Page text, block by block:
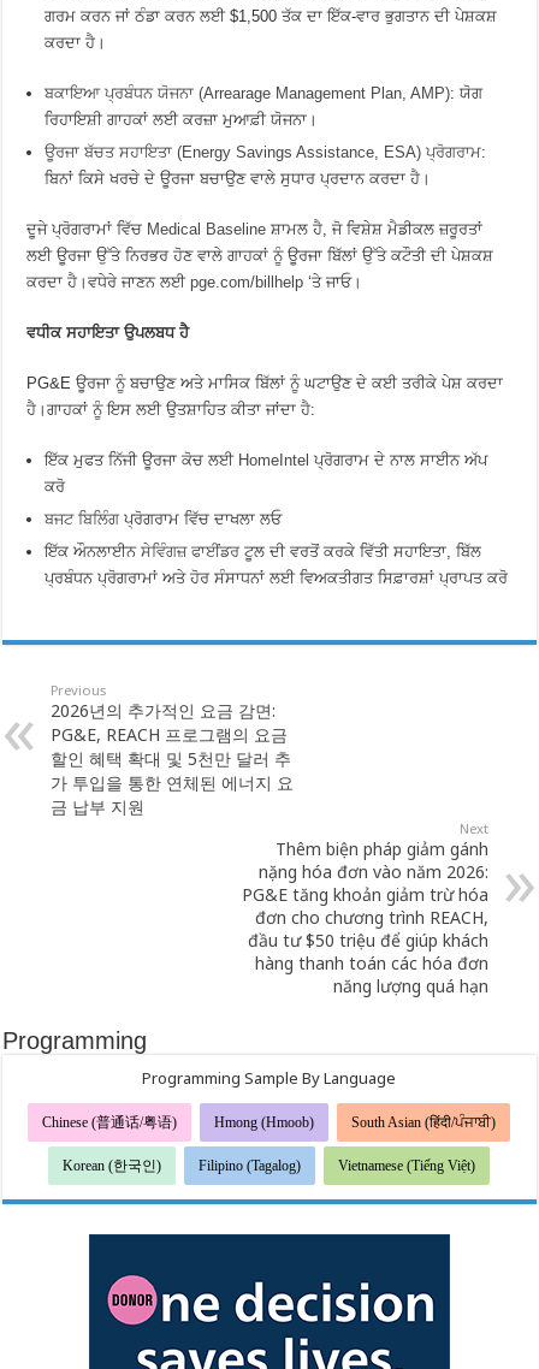
ਗਰਮ ਕਰਨ ਜਾਂ ਠੰਡਾ ਕਰਨ ਲਈ $1,500 ਤੱਕ ਦਾ ਇੱਕ-ਵਾਰ ਭੁਗਤਾਨ ਦੀ ਪੇਸ਼ਕਸ਼
ਕਰਦਾ ਹੈ।
ਬਕਾਇਆ ਪ੍ਰਬੰਧਨ ਯੋਜਨਾ (Arrearage Management Plan, AMP): ਯੋਗ
ਰਿਹਾਇਸ਼ੀ ਗਾਹਕਾਂ ਲਈ ਕਰਜ਼ਾ ਮੁਆਫ਼ੀ ਯੋਜਨਾ।
ਊਰਜਾ ਬੱਚਤ ਸਹਾਇਤਾ (Energy Savings Assistance, ESA) ਪ੍ਰੋਗਰਾਮ:
ਬਿਨਾਂ ਕਿਸੇ ਖਰਚੇ ਦੇ ਊਰਜਾ ਬਚਾਉਣ ਵਾਲੇ ਸੁਧਾਰ ਪ੍ਰਦਾਨ ਕਰਦਾ ਹੈ।
ਦੂਜੇ ਪ੍ਰੋਗਰਾਮਾਂ ਵਿੱਚ Medical Baseline ਸ਼ਾਮਲ ਹੈ, ਜੋ ਵਿਸ਼ੇਸ਼ ਮੈਡੀਕਲ ਜ਼ਰੂਰਤਾਂ
ਲਈ ਊਰਜਾ ਉੱਤੇ ਨਿਰਭਰ ਹੋਣ ਵਾਲੇ ਗਾਹਕਾਂ ਨੂੰ ਊਰਜਾ ਬਿੱਲਾਂ ਉੱਤੇ ਕਟੌਤੀ ਦੀ ਪੇਸ਼ਕਸ਼
ਕਰਦਾ ਹੈ।ਵਧੇਰੇ ਜਾਣਨ ਲਈpge.com/billhelp ‘ਤੇ ਜਾਓ।
ਵਧੀਕ ਸਹਾਇਤਾ ਉਪਲਬਧ ਹੈ
PG&E ਊਰਜਾ ਨੂੰ ਬਚਾਉਣ ਅਤੇ ਮਾਸਿਕ ਬਿੱਲਾਂ ਨੂੰ ਘਟਾਉਣ ਦੇ ਕਈ ਤਰੀਕੇ ਪੇਸ਼ ਕਰਦਾ
ਹੈ।ਗਾਹਕਾਂ ਨੂੰ ਇਸ ਲਈ ਉਤਸ਼ਾਹਿਤ ਕੀਤਾ ਜਾਂਦਾ ਹੈ:
ਇੱਕ ਮੁਫਤ ਨਿੱਜੀ ਊਰਜਾ ਕੋਚ ਲਈ HomeIntel ਪ੍ਰੋਗਰਾਮ ਦੇ ਨਾਲ ਸਾਈਨ ਅੱਪ
ਕਰੋ
ਬਜਟ ਬਿਲਿੰਗਪ੍ਰੋਗਰਾਮ ਵਿੱਚ ਦਾਖਲਾ ਲਓ
ਇੱਕ ਔਨਲਾਈਨਸੇਵਿੰਗਜ਼ ਫਾਈਂਡਰ ਟੂਲ ਦੀ ਵਰਤੋਂ ਕਰਕੇ ਵਿੱਤੀ ਸਹਾਇਤਾ, ਬਿੱਲ
ਪ੍ਰਬੰਧਨ ਪ੍ਰੋਗਰਾਮਾਂ ਅਤੇ ਹੋਰ ਸੰਸਾਧਨਾਂ ਲਈ ਵਿਅਕਤੀਗਤ ਸਿਫ਼ਾਰਸ਼ਾਂ ਪ੍ਰਾਪਤ ਕਰੋ
Previous
2026년의 추가적인 요금 감면:
PG&E, REACH 프로그램의 요금
할인 혜택 확대 및 5천만 달러 추
가 투입을 통한 연체된 에너지 요
금 납부 지원
Next
Thêm biện pháp giảm gánh
nặng hóa đơn vào năm 2026:
PG&E tăng khoản giảm trừ hóa
đơn cho chương trình REACH,
đầu tư $50 triệu để giúp khách
hàng thanh toán các hóa đơn
năng lượng quá hạn
Programming
Programming Sample By Language
Chinese (普通话/粤语) Hmong (Hmoob) South Asian (हिंदी/ਪੰਜਾਬੀ)
Korean (한국인) Filipino (Tagalog) Vietnamese (Tiếng Việt)